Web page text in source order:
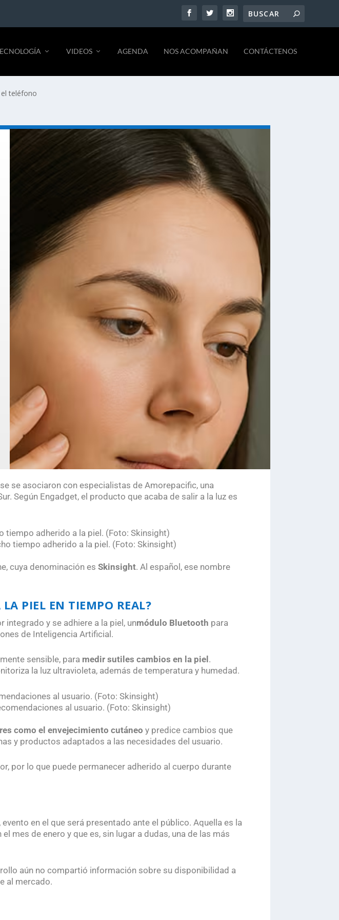
VIDEOS AGENDA NOS ACOMPAÑAN CONTÁCTENOS
el teléfono
se asociaron con especialistas de Amorepacific, una
Según Engadget, el producto que acaba de salir a la luz es
tiempo adherido a la piel. (Foto: Skinsight)
cuya denominación esSkinsight. Al español, ese nombre
PIEL EN TIEMPO REAL?
integrado y se adhiere a la piel, unmódulo Bluetooth para
de Inteligencia Artificial.
sensible, para medir sutiles cambios en la piel .
la luz ultravioleta, además de temperatura y humedad.
al usuario. (Foto: Skinsight)
como el envejecimiento cutáneoy predice cambios que
y productos adaptados a las necesidades del usuario.
por lo que puede permanecer adherido al cuerpo durante
, evento en el que será presentado ante el público. Aquella es la
mes de enero y que es, sin lugar a dudas, una de las más
aún no compartió información sobre su disponibilidad a
al mercado.